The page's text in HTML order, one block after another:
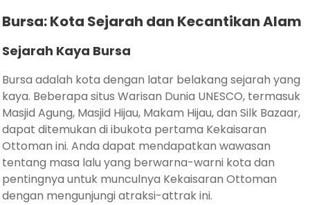
Bursa: Kota Sejarah dan Kecantikan Alam
Sejarah Kaya Bursa
Bursa adalah kota dengan latar belakang sejarah yang
kaya. Beberapa situs Warisan Dunia UNESCO, termasuk
Masjid Agung, Masjid Hijau, Makam Hijau, dan Silk Bazaar,
dapat ditemukan di ibukota pertama Kekaisaran
Ottoman ini. Anda dapat mendapatkan wawasan
tentang masa lalu yang berwarna-warni kota dan
pentingnya untuk munculnya Kekaisaran Ottoman
dengan mengunjungi atraksi-attrak ini.